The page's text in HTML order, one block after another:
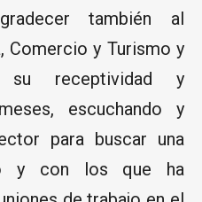
también al
Comercio y Turismo y
receptividad y
escuchando y
para buscar una
y con los que ha